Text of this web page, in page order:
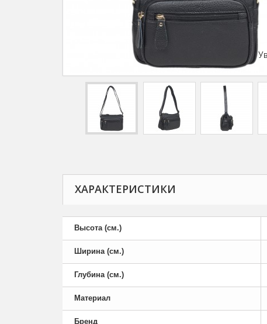
ХАРАКТЕРИСТИКИ
Высота (см.)
Ширина (см.)
Глубина (см.)
Материал
Бренд